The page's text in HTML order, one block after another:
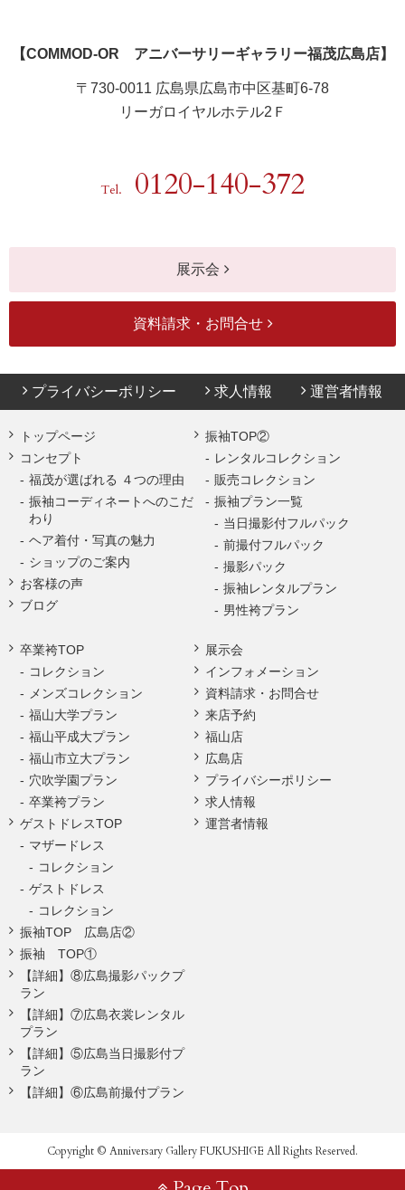
【COMMOD‐OR アニバーサリーギャラリー福茂広島店】
〒730-0011 広島県広島市中区基町6-78
リーガロイヤルホテル2Ｆ
Tel. 0120-140-372
展示会
資料請求・お問合せ
プライバシーポリシー 求人情報 運営者情報
トップページ
コンセプト
福茂が選ばれる ４つの理由
振袖コーディネートへのこだ
わり
ヘア着付・写真の魅力
ショップのご案内
お客様の声
ブログ
振袖TOP②
レンタルコレクション
販売コレクション
振袖プラン一覧
当日撮影付フルパック
前撮付フルパック
撮影パック
振袖レンタルプラン
男性袴プラン
卒業袴TOP
コレクション
メンズコレクション
福山大学プラン
福山平成大プラン
福山市立大プラン
穴吹学園プラン
卒業袴プラン
ゲストドレスTOP
マザードレス
コレクション
ゲストドレス
コレクション
振袖TOP 広島店②
振袖 TOP①
【詳細】⑧広島撮影パックプ
ラン
【詳細】⑦広島衣裳レンタル
プラン
【詳細】⑤広島当日撮影付プ
ラン
【詳細】⑥広島前撮付プラン
展示会
インフォメーション
資料請求・お問合せ
来店予約
福山店
広島店
プライバシーポリシー
求人情報
運営者情報
Copyright © Anniversary Gallery FUKUSHIGE All Rights Reserved.